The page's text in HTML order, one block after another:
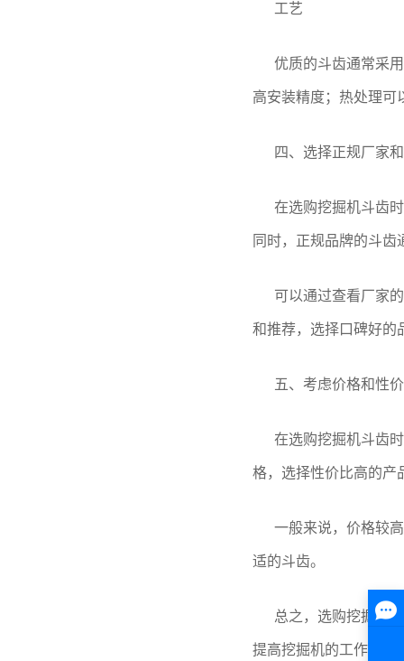
工艺
优质的斗齿通常采
高安装精度；热处理可
四、选择正规厂家
在选购挖掘机斗齿
同时，正规品牌的斗
可以通过查看厂家
和推荐，选择口碑好的
五、考虑价格和性
在选购挖掘机斗齿
格，选择性价比高的产
一般来说，价格较
适的斗齿。
总之，选购挖掘机
提高挖掘机的工作效率